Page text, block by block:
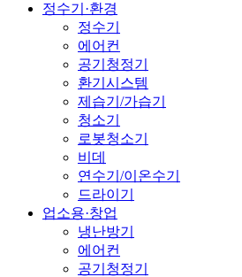
정수기·환경
정수기
에어컨
공기청정기
환기시스템
제습기/가습기
청소기
로봇청소기
비데
연수기/이온수기
드라이기
업소용·창업
냉난방기
에어컨
공기청정기